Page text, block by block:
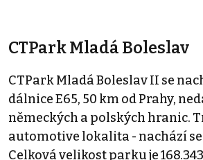
CTPark Mladá Boleslav
CTPark Mladá Boleslav II se
dálnice E65, 50 km od Prahy,
německých a polských hranic.
automotive lokalita - nachází se
Celková velikost parku je